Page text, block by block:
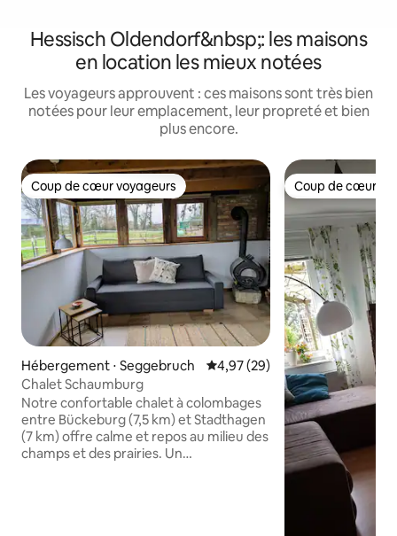
Hessisch Oldendorf&nbsp;: les maisons
en location les mieux notées
Les voyageurs approuvent : ces maisons sont très bien
notées pour leur emplacement, leur propreté et bien
plus encore.
Coup de cœur voyageurs
Coup de cœur voyageurs
Hébergement ⋅ Seggebruch Évaluation moyenne sur la
4,97 (29)
Chalet Schaumburg
Notre confortable chalet à colombages
entre Bückeburg (7,5 km) et Stadthagen
(7 km) offre calme et repos au milieu des
champs et des prairies. Un
Coup de cœur
Coup de cœur